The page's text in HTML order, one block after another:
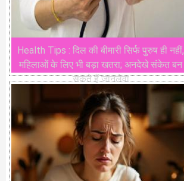
Health Tips : दिल की बीमारी सिर्फ पुरुष ही नहीं,
महिलाओं के लिए भी बड़ा खतरा; अनदेखे संकेत बन
सकते हैं जानलेवा